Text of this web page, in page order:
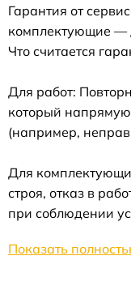
Гарантия от
комплектующие —
Что считается
Для работ:
который
(например,
Для
строя, отказ в
при соблюдении
Показать